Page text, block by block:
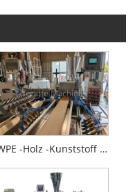
WPE -Holz -Kunststoff -Zusammensetzung WPC -Extrusionsmaschine